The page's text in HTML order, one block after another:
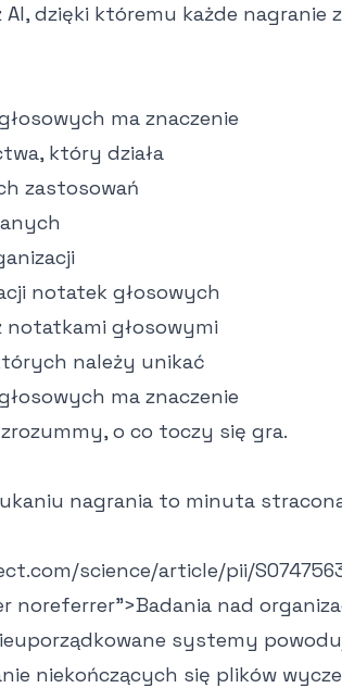
dzięki któremu każde nagranie
ma znaczenie
który działa
zastosowań
notatek głosowych
notatkami głosowymi
należy unikać
ma znaczenie
o co toczy się gra.
nagrania to minuta
science/article/pii/
noreferrer">Badania nad
systemy
niekończących się plików